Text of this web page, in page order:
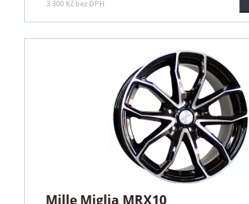
3 300 Kč bez DPH
Mille Miglia MRX10